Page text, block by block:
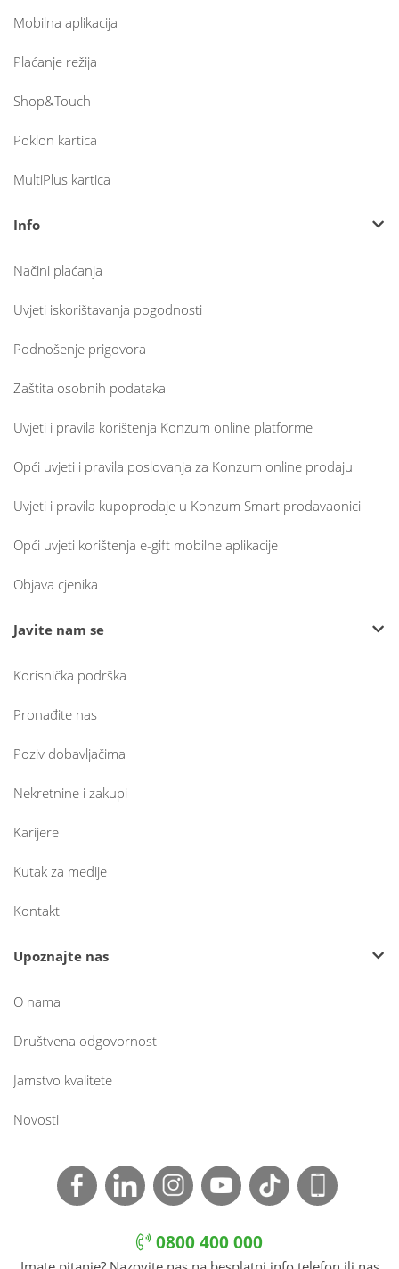
Mobilna aplikacija
Plaćanje režija
Shop&Touch
Poklon kartica
MultiPlus kartica
Info
Načini plaćanja
Uvjeti iskorištavanja pogodnosti
Podnošenje prigovora
Zaštita osobnih podataka
Uvjeti i pravila korištenja Konzum online platforme
Opći uvjeti i pravila poslovanja za Konzum online prodaju
Uvjeti i pravila kupoprodaje u Konzum Smart prodavaonici
Opći uvjeti korištenja e-gift mobilne aplikacije
Objava cjenika
Javite nam se
Korisnička podrška
Pronađite nas
Poziv dobavljačima
Nekretnine i zakupi
Karijere
Kutak za medije
Kontakt
Upoznajte nas
O nama
Društvena odgovornost
Jamstvo kvalitete
Novosti
0800 400 000